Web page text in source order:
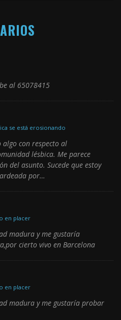
al 65078415
se está erosionando
algo con respecto al
lésbica. Me parece
del asunto. Sucede que estoy
por…
en placer
madura y me gustaría
cierto vivo en Barcelona
en placer
madura y me gustaría probar